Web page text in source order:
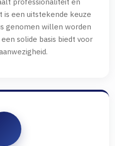
is een uitstekende keuze
genomen willen worden
solide basis biedt voor